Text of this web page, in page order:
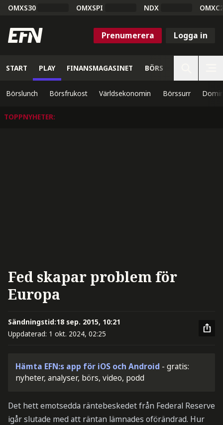
OMXS30 OMXSPI NDX
Prenumerera Logga in
START PLAY FINANSMAGASINET BÖRS
Börslunch Börsfrukost Världsekonomin Börssurr
TOPPNYHETER:
Fed skapar problem för
Europa
Sändningstid:18 sep. 2015, 10:21
Uppdaterad: 1 okt. 2024, 02:25
Hämta EFN:s app för iOS och Android - gratis:
nyheter, analyser, börs, video, podd
Det hett emotsedda räntebeskedet från Federal Reserve
igår slutade med att räntan lämnades oförändrad. Hur